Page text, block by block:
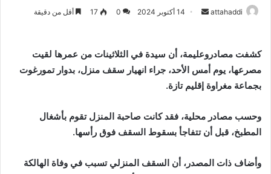
attahaddi
أرسل 14 أكتوبر 2024 0
17 أقل من دقيقة
كشفت مصادروعليمة، أن سيدة في الثلاثينات من عمرها لقيت
مصرعها، يوم أمس الأحد، جراء انهيار سقف منزل، بدوار تمورغوت
بجماعة مغراوة إقليم تازة.
وحسب مصادر محلية، فقد كانت صاحبة المنزل تقوم بأشغال
المطبخ، قبل أن تتفاجأ بسقوط السقف فوق رأسها.
وأضاف ذات المصدر، أن السقف المنزلي تسبب في وفاة الهالكة